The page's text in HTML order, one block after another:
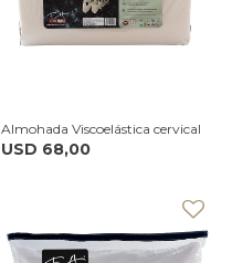
Almohada Viscoelástica cervical
USD 68,00